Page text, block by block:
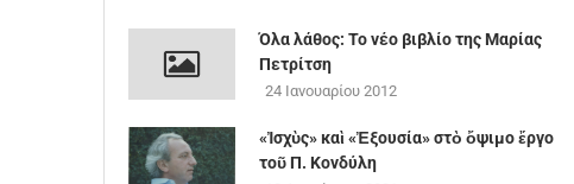
Όλα λάθος: Το νέο βιβλίο της Μαρίας
Πετρίτση
24 Ιανουαρίου 2012
«Ἰσχὺς» καὶ «Ἐξουσία» στὸ ὄψιμο ἔργο
τοῦ Π. Κονδύλη